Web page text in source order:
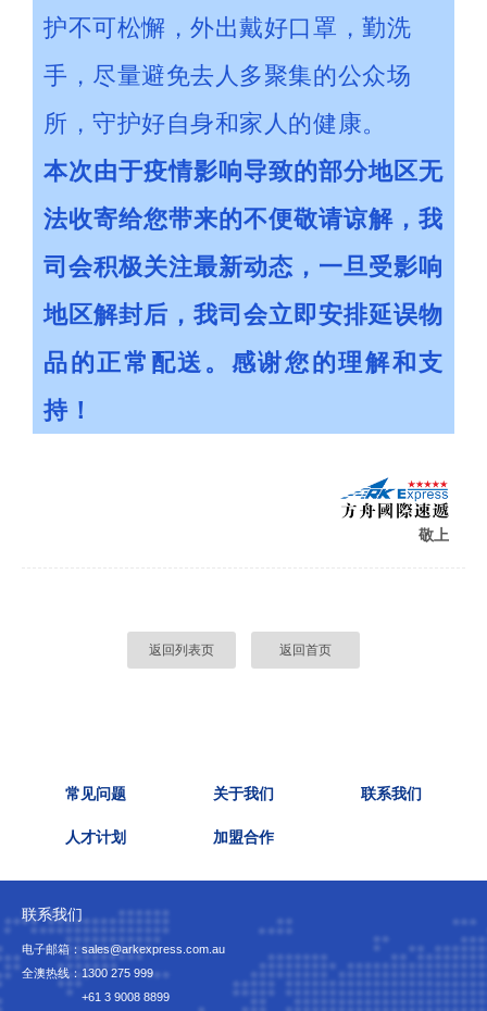
护不可松懈，外出戴好口罩，勤洗
手，尽量避免去人多聚集的公众场
所，守护好自身和家人的健康。
本次由于疫情影响导致的部分地区无
法收寄给您带来的不便敬请谅解，我
司会积极关注最新动态，一旦受影响
地区解封后，我司会立即安排延误物
品的正常配送。感谢您的理解和支
持！
敬上
返回列表页 返回首页
常见问题 关于我们 联系我们
人才计划 加盟合作
联系我们
电子邮箱：sales@arkexpress.com.au
全澳热线： 1300 275 999
+61 3 9008 8899